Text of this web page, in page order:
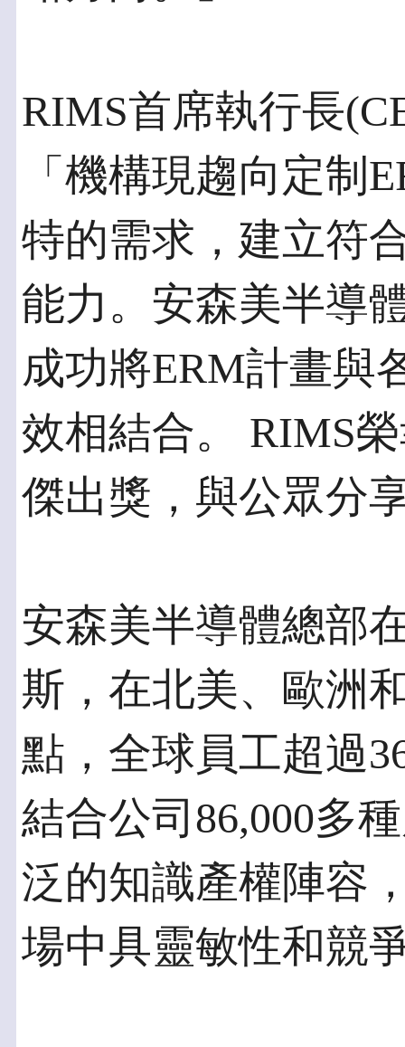
RIMS首席執行長
「機構現趨向定制
特的需求，建立符
能力。安森美半導
成功將ERM計畫與
效相結合。 RIMS
傑出獎，與公眾分
安森美半導體總部
斯，在北美、歐洲
點，全球員工超過
結合公司86,000多
泛的知識產權陣容
場中具靈敏性和競